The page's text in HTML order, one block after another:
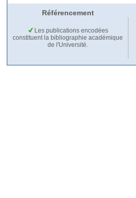
Référencement
Les publications encodées
constituent la bibliographie académique
de l'Université.